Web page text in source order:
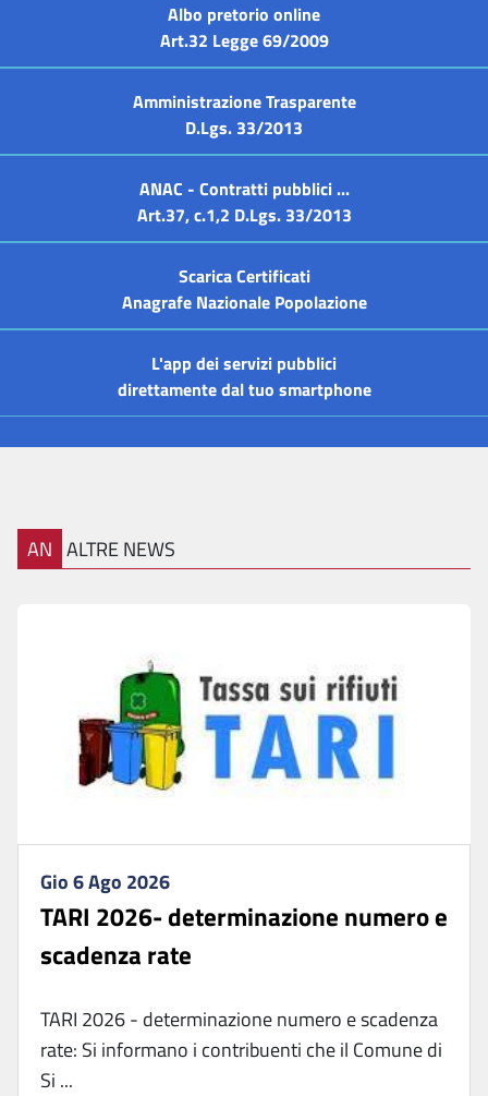
Albo pretorio online
Art.32 Legge 69/2009
Amministrazione Trasparente
D.Lgs. 33/2013
ANAC - Contratti pubblici ...
Art.37, c.1,2 D.Lgs. 33/2013
Scarica Certificati
Anagrafe Nazionale Popolazione
L'app dei servizi pubblici
direttamente dal tuo smartphone
AN ALTRE NEWS
Gio 6 Ago 2026
TARI 2026- determinazione numero e
scadenza rate
TARI 2026 - determinazione numero e scadenza
rate: Si informano i contribuenti che il Comune di
Si ...